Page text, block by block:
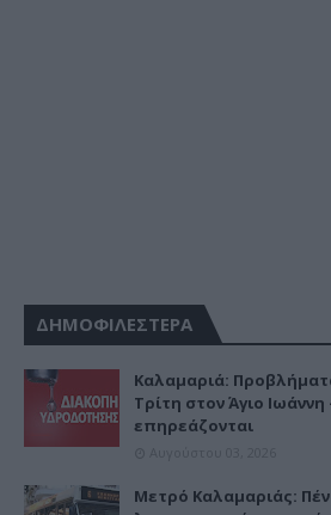
ΔΗΜΟΦΙΛΕΣΤΕΡΑ
Καλαμαριά:
Τρίτη στον Άγιο Ιωάννη
επηρεάζονται
Μετρό Καλαμαριάς: